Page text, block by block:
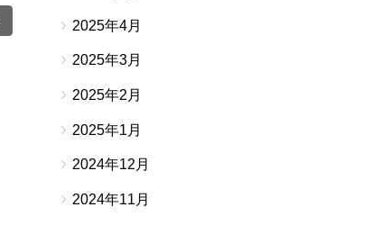
2025年4月
2025年3月
2025年2月
2025年1月
2024年12月
2024年11月